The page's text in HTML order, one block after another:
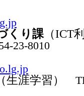
くり課（ICT
23-8010
生涯学習）